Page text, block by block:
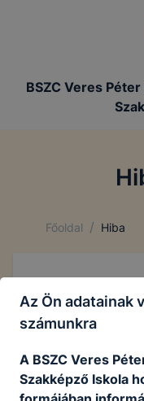
BSZC Veres
Főoldal / Hiba
Az Ön adatainak
számunkra
A BSZC Veres
Szakképző Iskola